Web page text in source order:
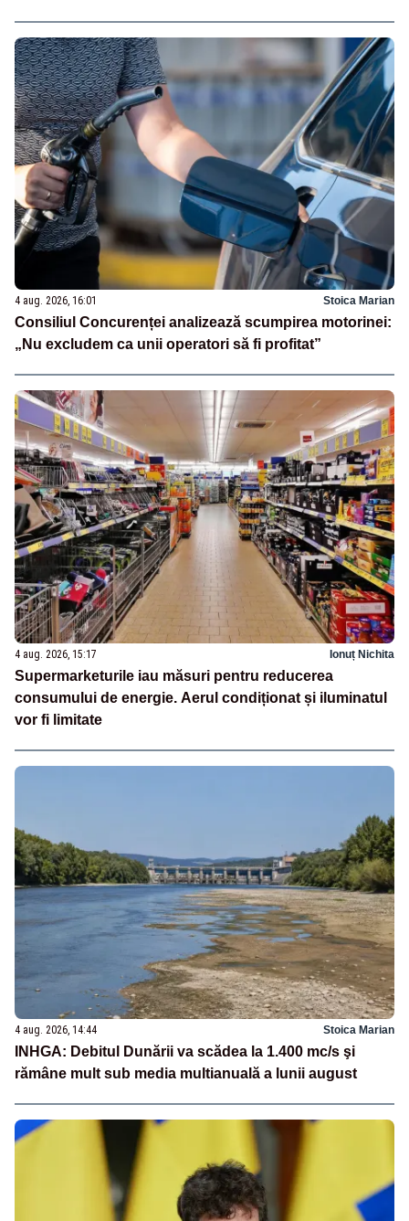
4 aug. 2026, 16:01 Stoica Marian
Consiliul Concurenței analizează scumpirea motorinei:
„Nu excludem ca unii operatori să fi profitat”
4 aug. 2026, 15:17 Ionuț Nichita
Supermarketurile iau măsuri pentru reducerea
consumului de energie. Aerul condiționat și iluminatul
vor fi limitate
4 aug. 2026, 14:44 Stoica Marian
INHGA: Debitul Dunării va scădea la 1.400 mc/s şi
rămâne mult sub media multianuală a lunii august